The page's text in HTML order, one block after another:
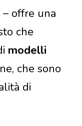
offre una
che
modelli
che sono
di